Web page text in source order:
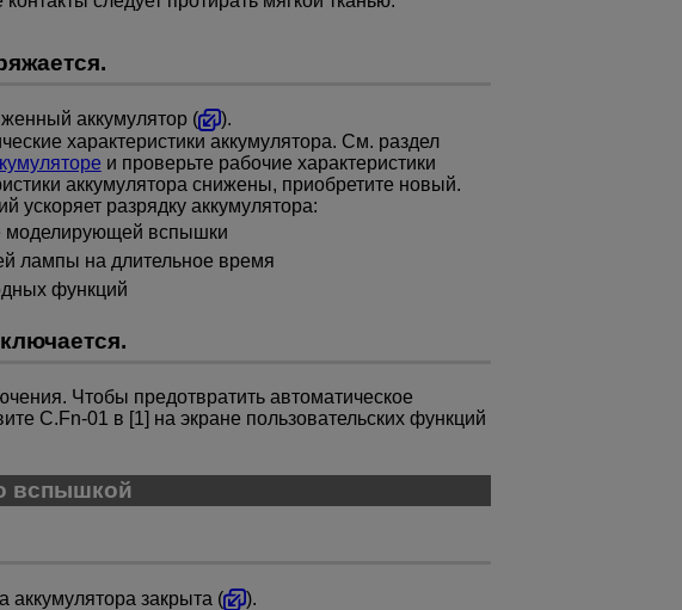
аккумулятор (
).
характеристики аккумулятора. См. раздел
и проверьте рабочие характеристики
аккумулятора снижены, приобретите новый.
ускоряет разрядку аккумулятора:
моделирующей вспышки
лампы на длительное время
функций
Чтобы предотвратить автоматическое
C.Fn-01 в [1] на экране пользовательских функций
вспышкой
аккумулятора закрыта (
).